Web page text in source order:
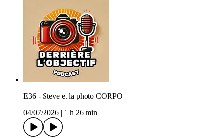
E36 - Steve et la photo CORPO
04/07/2026
1 h 26 min